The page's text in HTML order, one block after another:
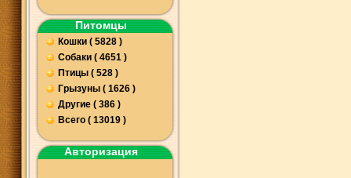
Питомцы
Кошки ( 5828 )
Собаки ( 4651 )
Птицы ( 528 )
Грызуны ( 1626 )
Другие ( 386 )
Всего ( 13019 )
Авторизация